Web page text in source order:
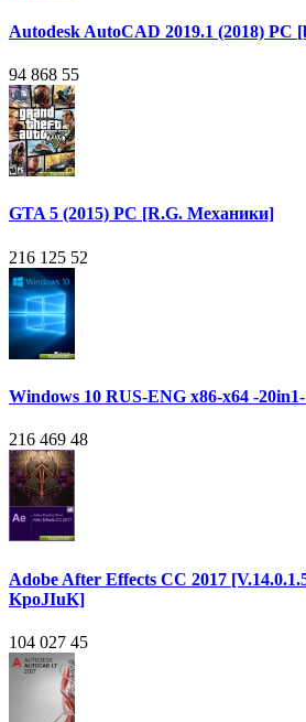
Autodesk AutoCAD 2019.1 (2018) PC
94 868 55
GTA 5 (2015) PC [R.G. Механики]
216 125 52
Windows 10 RUS-ENG x86-x64 -
216 469 48
Adobe After Effects CC 2017
KpoJIuK]
104 027 45